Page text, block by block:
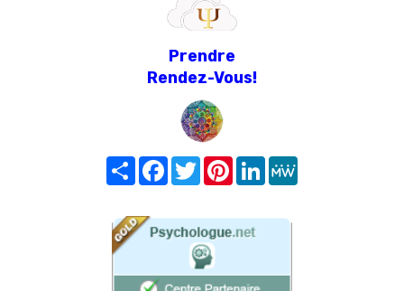
Prendre
Rendez-Vous!
Share FacebookTwitterPinterest
LinkedIn